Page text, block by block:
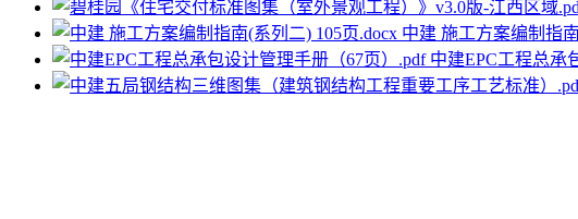
中建 施工方案编制指
中建EPC工程总承